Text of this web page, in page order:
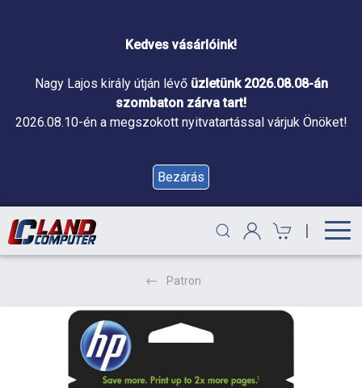
Kedves vásárlóink!
Nagy Lajos király útján lévő üzletünk 2026.08.08-án
szombaton zárva tart!
2026.08.10-én a megszokott nyitvatartással várjuk Önöket!
Bezárás
|
Patron